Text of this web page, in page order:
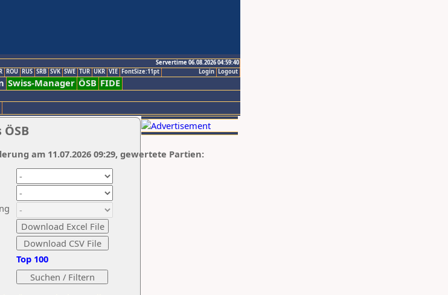
Servertime 06.08.2026 04:59:40
Logout
Login
ROU RUS SRB SVK SWE TUR UKR VIE FontSize:11pt
Swiss-Manager ÖSB FIDE
Top 100
am 11.07.2026 09:29, gewertete Partien: